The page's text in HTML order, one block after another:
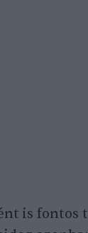
is fontos